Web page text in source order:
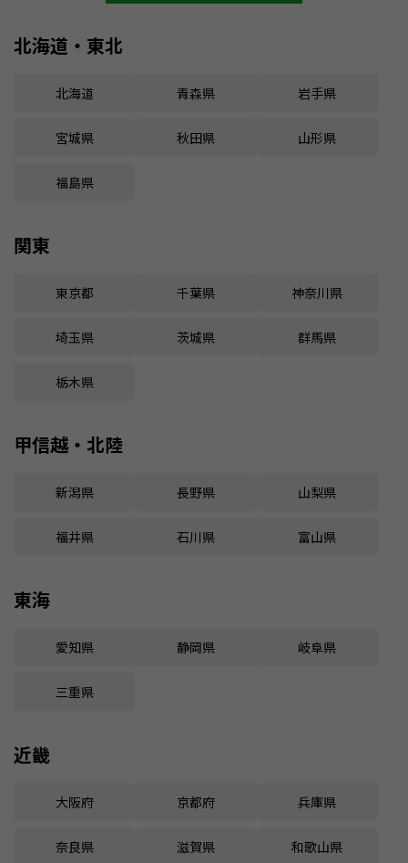
北海道・東北
北海道 青森県 岩手県
宮城県 秋田県 山形県
福島県
関東
東京都 千葉県 神奈川県
埼玉県 茨城県 群馬県
栃木県
甲信越・北陸
新潟県 長野県 山梨県
福井県 石川県 富山県
東海
愛知県 静岡県 岐阜県
三重県
近畿
大阪府 京都府 兵庫県
奈良県 滋賀県 和歌山県